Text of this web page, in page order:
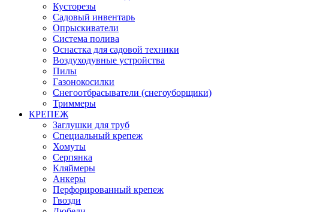
Кусторезы
Садовый инвентарь
Опрыскиватели
Система полива
Оснастка для садовой техники
Воздуходувные устройства
Пилы
Газонокосилки
Снегоотбрасыватели (снегоуборщики)
Триммеры
КРЕПЕЖ
Заглушки для труб
Специальный крепеж
Хомуты
Серпянка
Кляймеры
Анкеры
Перфорированный крепеж
Гвозди